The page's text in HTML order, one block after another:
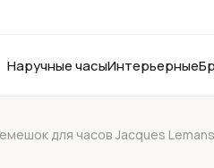
Наручные часыИнтерьерные
для часов Jacques Lemans